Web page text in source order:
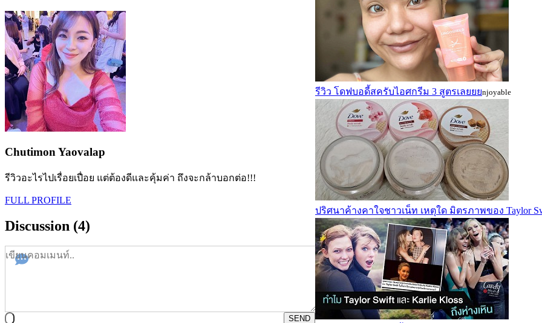
Chutimon Yaovalap
รีวิวอะไรไปเรื่อยเปื่อย แต่ต้องดีและคุ้มค่า ถึงจะกล้าบอกต่อ!!!
FULL PROFILE
Discussion (4)
SEND
รีวิว โดฟบอดี้สครับไอศกรีม 3 สูตรเลยยยnjoyable
ปริศนาค้างคาใจชาวเน็ท เหตุใด มิตรภาพของ Taylor